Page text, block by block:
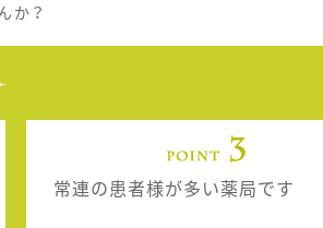
か？
常連の患者様が多い薬局です